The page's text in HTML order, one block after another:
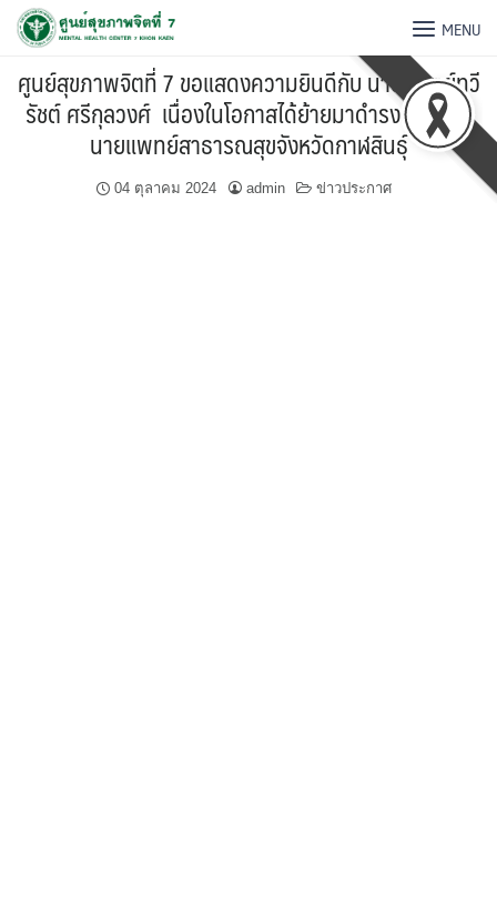
MENU
ศูนย์สุขภาพจิตที่ 7 ขอแสดงความยินดีกับ นายแพทย์ทวี
รัชต์ ศรีกุลวงศ์ เนื่องในโอกาสได้ย้ายมาดำรงตำแหน่ง
นายแพทย์สาธารณสุขจังหวัดกาฬสินธุ์
04 ตุลาคม 2024 admin ข่าวประกาศ